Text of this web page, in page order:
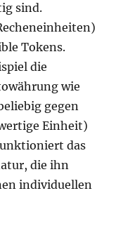
sind.
Tokens.
die
wie
gegen
Einheit)
das
die ihn
individuellen